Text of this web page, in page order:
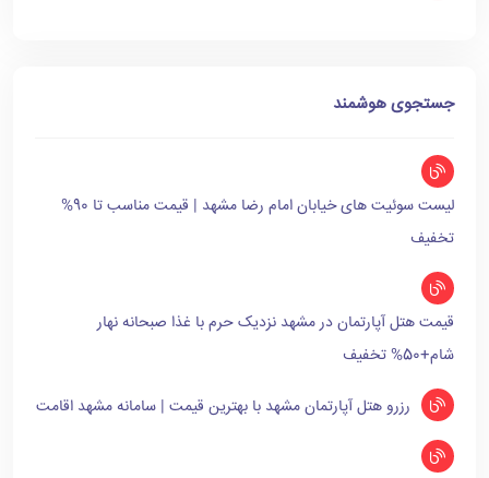
جستجوی هوشمند
لیست سوئیت های خیابان امام رضا مشهد | قیمت مناسب تا 90%
تخفیف
قیمت هتل آپارتمان در مشهد نزدیک حرم با غذا صبحانه نهار
شام+50% تخفیف
رزرو هتل آپارتمان مشهد با بهترین قیمت | سامانه مشهد اقامت